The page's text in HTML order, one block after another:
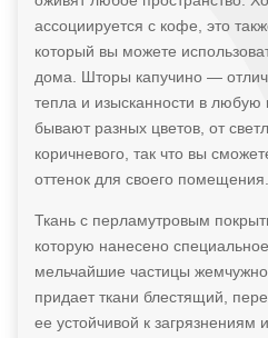
ассоциируется с кофе, это
который вы можете
дома. Шторы капучино —
тепла и изысканности в
бывают разных цветов, от
коричневого, так что вы
оттенок для своего помещения.
Ткань с перламутровым
которую нанесено
мельчайшие частицы
придает ткани блестящий,
ее устойчивой к загрязнениям